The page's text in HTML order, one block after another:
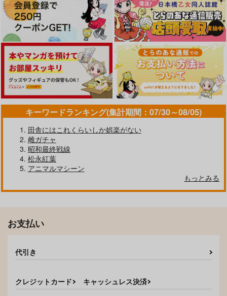
キーワードランキング(集計期間：07/30～08/05)
田舎にはこれくらいしか娯楽がない
雌ガチャ
昭和最終戦線
松永紅葉
アニマルマシーン
もっとみる
お支払い
代引き
クレジットカード キャッシュレス決済